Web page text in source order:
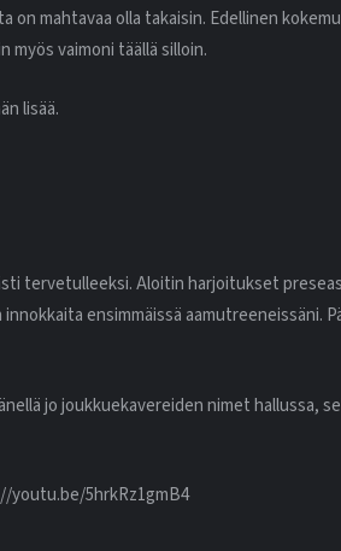
mahtavaa olla takaisin. Edellinen
myös vaimoni täällä silloin.
lisää.
tervetulleeksi. Aloitin harjoitukset
ensimmäissä aamutreeneissäni.
jo joukkuekavereiden nimet hallussa,
5hrkRz1gmB4